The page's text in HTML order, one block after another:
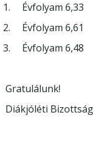
1. Évfolyam 6,33
2. Évfolyam 6,61
3. Évfolyam 6,48
Gratulálunk!
Diákjóléti Bizottság